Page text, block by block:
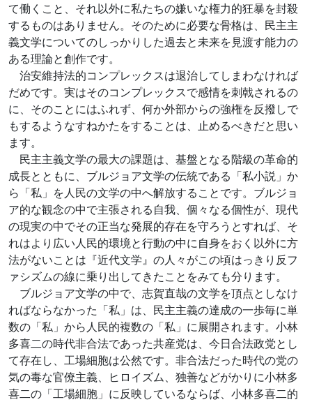
て働くこと、それ以外に私たちの嫌いな権力的狂暴を封殺
するものはありません。そのために必要な骨格は、民主主
義文学についてのしっかりした過去と未来を見渡す能力の
ある理論と創作です。
治安維持法的コンプレックスは退治してしまわなければ
だめです。実はそのコンプレックスで感情を刺戟されるの
に、そのことにはふれず、何か外部からの強権を反撥しで
もするようなすねかたをすることは、止めるべきだと思い
ます。
民主主義文学の最大の課題は、基盤となる階級の革命的
成長とともに、ブルジョア文学の伝統である「私小説」か
ら「私」を人民の文学の中へ解放することです。ブルジョ
ア的な観念の中で主張される自我、個々なる個性が、現代
の現実の中でその正当な発展的存在を守ろうとすれば、そ
れはより広い人民的環境と行動の中に自身をおく以外に方
法がないことは『近代文学』の人々がこの頃はっきり反フ
ァシズムの線に乗り出してきたことをみても分ります。
ブルジョア文学の中で、志賀直哉の文学を頂点としなけ
ればならなかった「私」は、民主主義の達成の一歩毎に単
数の「私」から人民的複数の「私」に展開されます。小林
多喜二の時代非合法であった共産党は、今日合法政党とし
て存在し、工場細胞は公然です。非合法だった時代の党の
気の毒な官僚主義、ヒロイズム、独善などがかりに小林多
喜二の「工場細胞」に反映しているならば、小林多喜二的